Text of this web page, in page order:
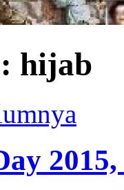
hijab